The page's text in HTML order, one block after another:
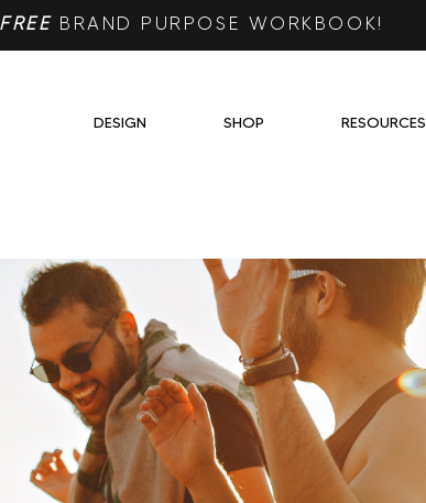
FREEBRAND PURPOSE WORKBOOK!
DESIGN SHOP RESOURCES